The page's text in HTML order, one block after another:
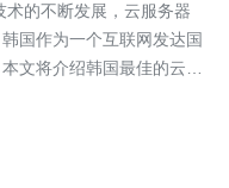
国作为一个互联网发达国
文将介绍韩国最佳的云服
公司B 公司